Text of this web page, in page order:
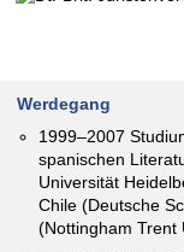
Werdegang
1999–2007
spanischen
Universität
Chile (Deutsche
(Notting­ham Trent